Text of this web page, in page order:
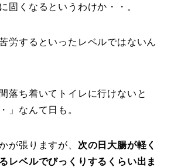
固くなるというわけか・・。
労するといったレベルではないん
落ち着いてトイレに行けないと
」なんて日も。
が張りますが、 次の日大腸が軽く
レベルでびっくりするくらい出ま